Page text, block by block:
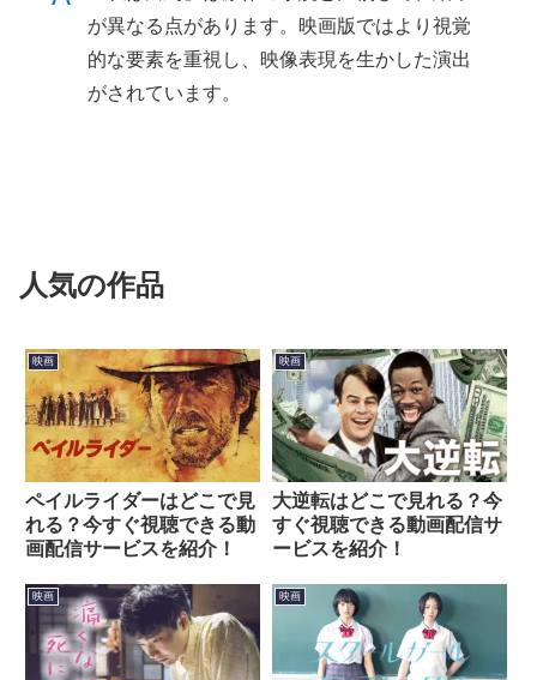
が異なる点があります。映画版ではより視覚
的な要素を重視し、映像表現を生かした演出
がされています。
人気の作品
映画
ペイルライダーはどこで見
れる？今すぐ視聴できる動
画配信サービスを紹介！
映画
大逆転はどこで見れる？今
すぐ視聴できる動画配信サ
ービスを紹介！
映画 映画